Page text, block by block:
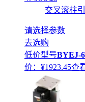
交叉滚柱
请选择参数
去选购
低价型号BYEJ-
价：¥1923.45查